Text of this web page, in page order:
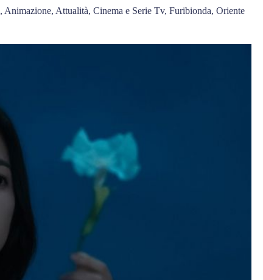
, Animazione, Attualità, Cinema e Serie Tv, Furibionda, Oriente